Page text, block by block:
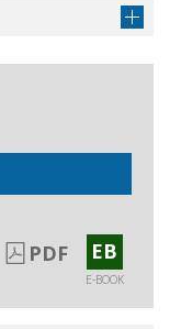
PDF EB
E-BOOK